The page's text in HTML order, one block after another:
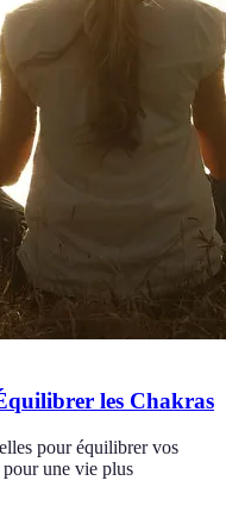
les Chakras
pour équilibrer vos
pour une vie plus